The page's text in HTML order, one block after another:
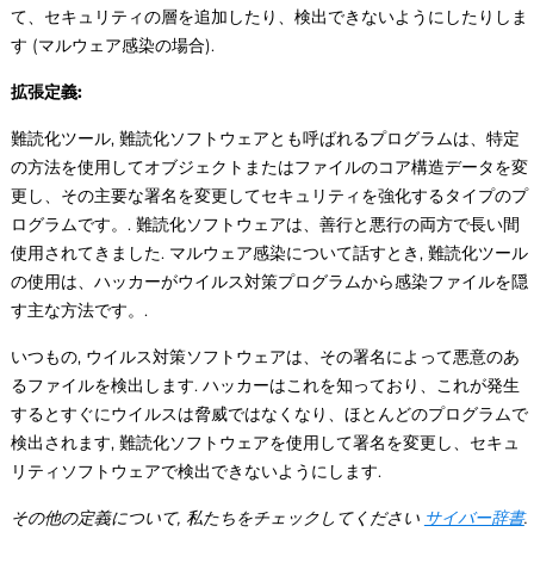
て、セキュリティの層を追加したり、検出できないようにしたりしま
す (マルウェア感染の場合).
拡張定義:
難読化ツール, 難読化ソフトウェアとも呼ばれるプログラムは、特定
の方法を使用してオブジェクトまたはファイルのコア構造データを変
更し、その主要な署名を変更してセキュリティを強化するタイプのプ
ログラムです。. 難読化ソフトウェアは、善行と悪行の両方で長い間
使用されてきました. マルウェア感染について話すとき, 難読化ツール
の使用は、ハッカーがウイルス対策プログラムから感染ファイルを隠
す主な方法です。.
いつもの, ウイルス対策ソフトウェアは、その署名によって悪意のあ
るファイルを検出します. ハッカーはこれを知っており、これが発生
するとすぐにウイルスは脅威ではなくなり、ほとんどのプログラムで
検出されます, 難読化ソフトウェアを使用して署名を変更し、セキュ
リティソフトウェアで検出できないようにします.
その他の定義について, 私たちをチェックしてください サイバー辞書.